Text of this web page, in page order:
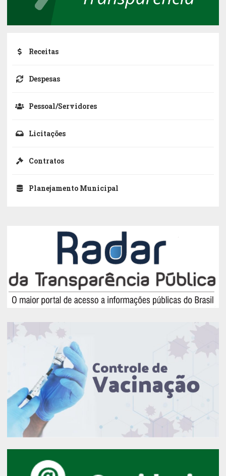
Receitas
Despesas
Pessoal/Servidores
Licitações
Contratos
Planejamento Municipal